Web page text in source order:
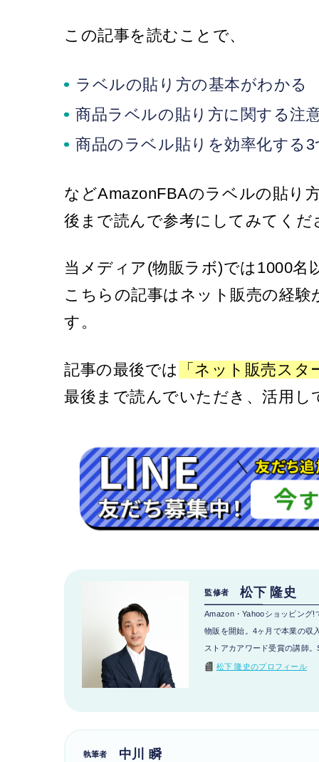
この記事を読むことで、
ラベルの貼り方の基本がわかる
商品ラベルの貼り方に関する注
商品のラベル貼りを効率化する
などAmazonFBAのラベルの貼り
後まで読んで参考にしてみてくだ
当メディア(物販ラボ)では1000名
こちらの記事はネット販売の経
す。
記事の最後では
「ネット販売ス
最後まで読んでいただき、活用し
監修者 松下 隆史
Amazon・Yahooショッピング
物販を開始。4ヶ月で本業の収
ストアカアワード受賞の講師。
松下 隆史のプロフィール
執筆者 中川 瞬